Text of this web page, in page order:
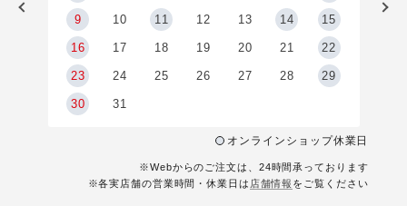
9 10 11 12 13 14 15
16 17 18 19 20 21 22
23 24 25 26 27 28 29
30 31
オンラインショップ休業日
※Webからのご注文は、24時間承っております
※各実店舗の営業時間・休業日は 店舗情報 をご覧ください